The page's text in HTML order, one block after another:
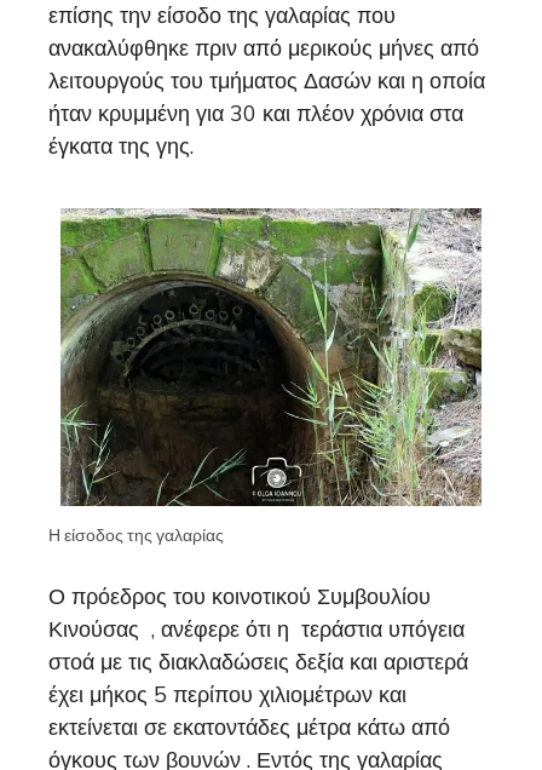
επίσης την είσοδο της γαλαρίας που
ανακαλύφθηκε πριν από μερικούς μήνες από
λειτουργούς του τμήματος Δασών και η οποία
ήταν κρυμμένη για 30 και πλέον χρόνια στα
έγκατα της γης.
Η είσοδος της γαλαρίας
Ο πρόεδρος του κοινοτικού Συμβουλίου
Κινούσας , ανέφερε ότι η τεράστια υπόγεια
στοά με τις διακλαδώσεις δεξία και αριστερά
έχει μήκος 5 περίπου χιλιομέτρων και
εκτείνεται σε εκατοντάδες μέτρα κάτω από
όγκους των βουνών . Εντός της γαλαρίας